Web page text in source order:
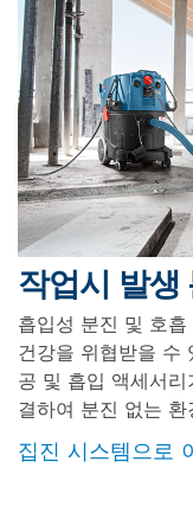
작업시 발생
흡입성 분진 및 호
건강을 위협받을 수
공 및 흡입 액세서리
결하여 분진 없는
집진 시스템으로